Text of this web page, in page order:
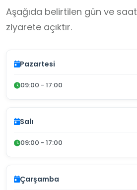
Aşağıda belirtilen gün ve
ziyarete açıktır.
Pazartesi
09:00 - 17:00
Salı
09:00 - 17:00
Çarşamba